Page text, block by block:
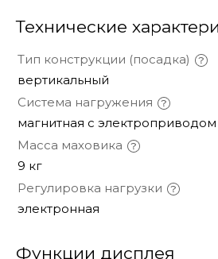
Технические
Тип конструкции (посадка)
вертикальный
Система нагружения
магнитная с электроприводом
Масса маховика
9 кг
Регулировка нагрузки
электронная
Функции дисплея